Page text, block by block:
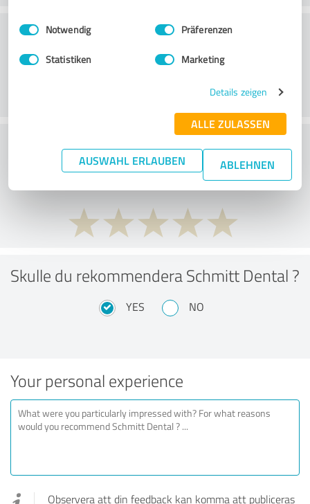
Impressum Datenschutzbestimmungen
Einwilligungsauswahl
Notwendig Präferenzen
Statistiken Marketing
Details zeigen
ALLE ZULASSEN
AUSWAHL ERLAUBEN ABLEHNEN
Service
What do you think of the cost to benefit
ratio?
Skulle du rekommendera Schmitt Dental ?
YES NO
Your personal experience
Observera att din feedback kan komma att publiceras